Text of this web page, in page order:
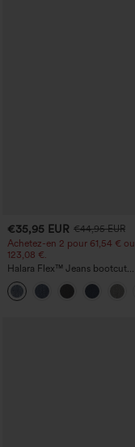
€35,95 EUR €44,95 EUR
Achetez-en 2 pour 61,54 €
123,08 €.
Halara Flex™ Jeans bootcut
décontractés taille haute, effet
avec poches